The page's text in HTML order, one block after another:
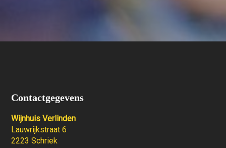
Contactgegevens
Wijnhuis Verlinden
Lauwrijkstraat 6
2223 Schriek